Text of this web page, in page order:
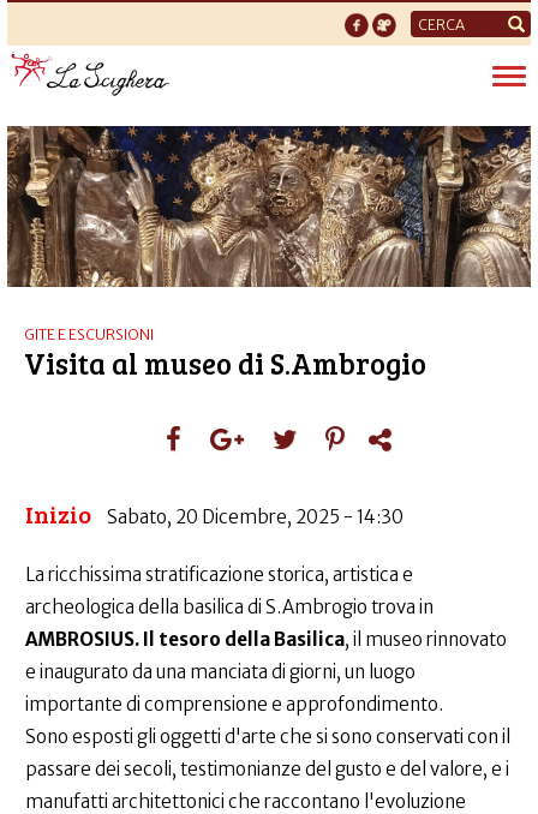
Form
di
ricerca
GITE E ESCURSIONI
Visita al museo di S.Ambrogio
Inizio Sabato, 20 Dicembre, 2025 - 14:30
La ricchissima stratificazione storica, artistica e
archeologica della basilica di S.Ambrogio trova in
AMBROSIUS. Il tesoro della Basilica, il museo rinnovato
e inaugurato da una manciata di giorni, un luogo
importante di comprensione e approfondimento.
Sono esposti gli oggetti d'arte che si sono conservati con il
passare dei secoli, testimonianze del gusto e del valore, e i
manufatti architettonici che raccontano l'evoluzione